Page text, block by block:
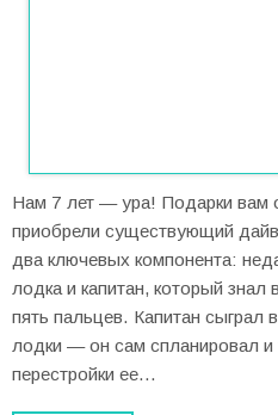
Нам 7 лет — ура! Подарки вам
приобрели существующий
два ключевых компонента:
лодка и капитан, который
пять пальцев. Капитан сыграл
лодки — он сам спланировал и
перестройки ее…